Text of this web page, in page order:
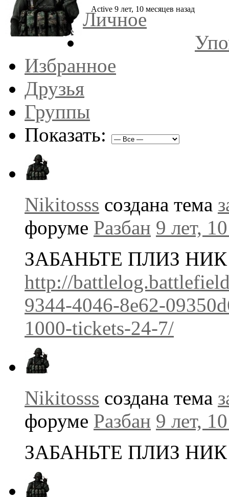
Active 9 лет, 10 месяцев назад
Личное
Избранное
Друзья
Группы
Показать:
Nikitosss создана тема
форуме Разбан 9 лет,
ЗАБАНЬТЕ ПЛИЗ НИК
http://
9344-4046-8e62-
1000-tickets-24-7/
Nikitosss создана тема
форуме Разбан 9 лет,
ЗАБАНЬТЕ ПЛИЗ НИК